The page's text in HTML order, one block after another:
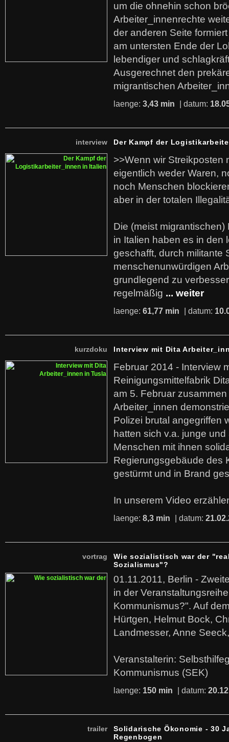
um die ohnehin schon
Arbeiter_innenrechte
der anderen Seite
am untersten Ende der
lebendiger und
Ausgerechnet den
migrantischen
laenge: 3,43 min | datum:
interview Der Kampf der
>>Wenn wir Streikposten
eigentlich weder Waren,
noch Menschen
aber in der totalen
Die (meist
in Italien haben es in den
geschafft, durch militante
menschenunwürdigen
grundlegend zu
regelmäßig ... weiter
laenge: 61,77 min | datum:
kurzdoku Interview mit Dita
Februar 2014 - Interview
Reinigungsmittelfabrik
am 5. Februar
Arbeiter_innen
Polizei brutal angegriffen
hatten sich v.a. junge
Menschen mit ihnen
Regierungsgebäude des
gestürmt und in Brand
In unserem Video
laenge: 8,3 min | datum:
vortrag
Wie sozialistisch war der
Sozialismus"?
01.11.2011, Berlin -
in der
Kommunismus?". Auf
Hürtgen, Helmut Bock,
Landmesser, Anne
Veranstalterin:
Kommunismus (SEK)
laenge: 150 min | datum:
trailer
Solidarische Ökonomie - 30
Regenbogen